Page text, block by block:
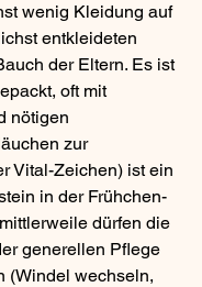
wenig Kleidung auf
entkleideten
der Eltern. Es ist
oft mit
nötigen
zur
Vital-Zeichen) ist ein
in der Frühchen-
dürfen die
generellen Pflege
(Windel wechseln,